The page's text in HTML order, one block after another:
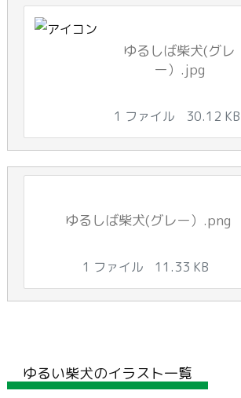
ゆるしば柴犬(グレ
ー）.jpg
1 ファイル 30.12 KB
ゆるしば柴犬(グレー）.png
1 ファイル 11.33 KB
ゆるい柴犬のイラスト一覧